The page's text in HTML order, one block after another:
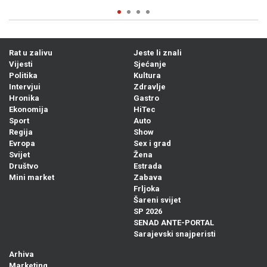
Rat u zalivu
Vijesti
Politika
Intervjui
Hronika
Ekonomija
Sport
Regija
Evropa
Svijet
Društvo
Mini market
Jeste li znali
Sjećanje
Kultura
Zdravlje
Gastro
HiTec
Auto
Show
Sex i grad
Žena
Estrada
Zabava
Frljoka
Šareni svijet
SP 2026
SENAD ANTE-PORTAL
Sarajevski snajperisti
Arhiva